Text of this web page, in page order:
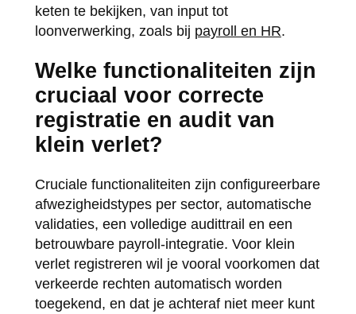
keten te bekijken, van input tot
loonverwerking, zoals bij payroll en HR.
Welke functionaliteiten zijn
cruciaal voor correcte
registratie en audit van
klein verlet?
Cruciale functionaliteiten zijn configureerbare
afwezigheidstypes per sector, automatische
validaties, een volledige audittrail en een
betrouwbare payroll-integratie. Voor klein
verlet registreren wil je vooral voorkomen dat
verkeerde rechten automatisch worden
toegekend, en dat je achteraf niet meer kunt